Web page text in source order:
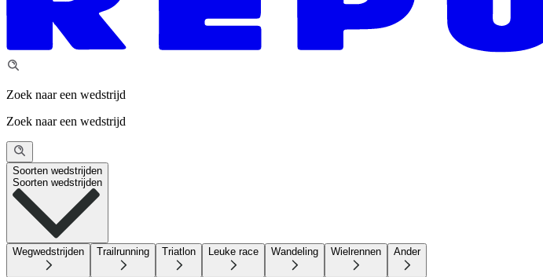
Zoek naar een wedstrijd
Zoek naar een wedstrijd
Soorten wedstrijden
Soorten wedstrijden
Wegwedstrijden Trailrunning Triatlon Leuke race Wandeling Wielrennen Ander